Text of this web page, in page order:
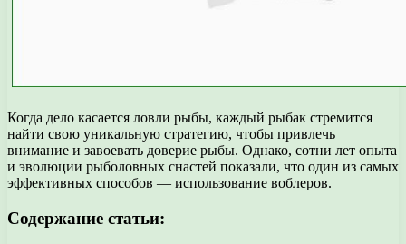
Когда дело касается ловли рыбы, каждый рыбак стремится
найти свою уникальную стратегию, чтобы привлечь
внимание и завоевать доверие рыбы. Однако, сотни лет опыта
и эволюции рыболовных снастей показали, что один из самых
эффективных способов — использование воблеров.
Содержание статьи: